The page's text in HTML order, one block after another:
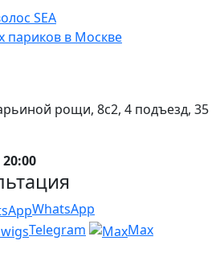
париков в Москве
рощи, 8с2, 4 подъезд, 35
WhatsApp
Telegram
Max